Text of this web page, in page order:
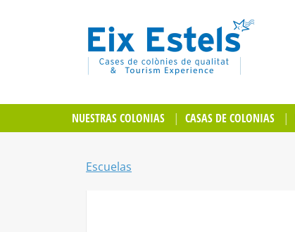
NUESTRAS COLONIAS
CASAS DE COLONIAS
Escuelas